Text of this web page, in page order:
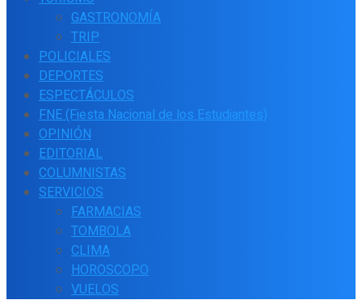
GASTRONOMÍA
TRIP
POLICIALES
DEPORTES
ESPECTÁCULOS
FNE (Fiesta Nacional de los Estudiantes)
OPINIÓN
EDITORIAL
COLUMNISTAS
SERVICIOS
FARMACIAS
TOMBOLA
CLIMA
HOROSCOPO
VUELOS